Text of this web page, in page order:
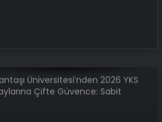
Üniversitesi’nden 2026 YKS
Çifte Güvence: Sabit